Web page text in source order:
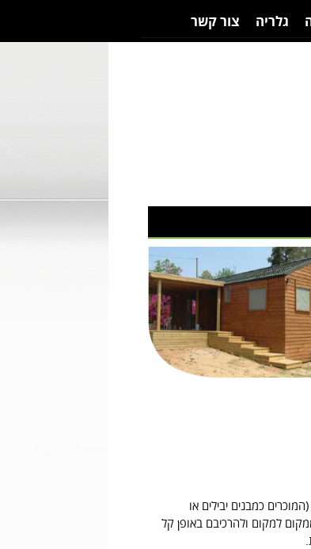
גלריה צור קשר
כמבנים יבילים או
למקום ולהרכיבם באופן קל